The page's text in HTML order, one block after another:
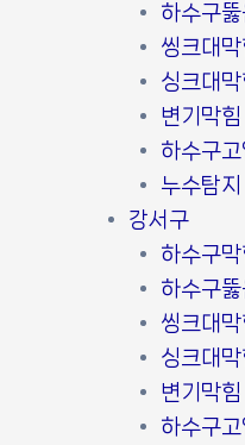
하수구
씽크대막
싱크대막
변기막힘
하수구
누수탐지
강서구
하수구막
하수구
씽크대막
싱크대막
변기막힘
하수구